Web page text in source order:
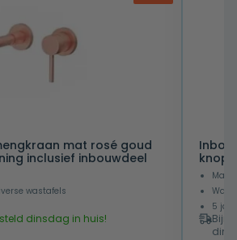
mat rosé goud
inclusief inbouwdeel
wastafels
dinsdag in huis!
knop
5